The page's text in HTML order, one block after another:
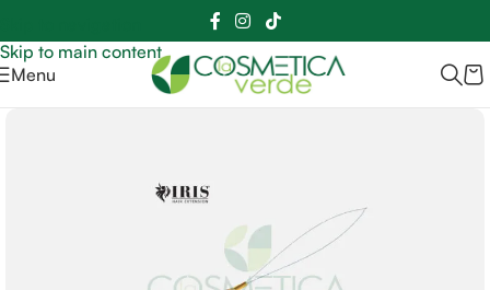
Skip to main content
Sei hai domande contattaci 📲3341056025 - 3886572748
Menu